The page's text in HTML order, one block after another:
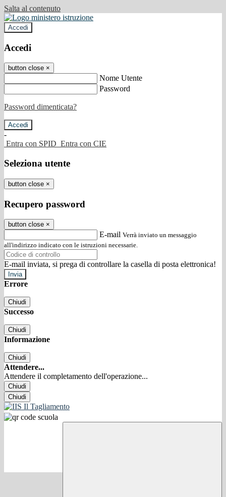
Salta al contenuto
Accedi
Accedi
button close ×
Nome Utente
Password
Password dimenticata?
-
Entra con SPID Entra con CIE
Seleziona utente
button close ×
Recupero password
button close ×
E-mail Verrà inviato un messaggio
all'indirizzo indicato con le istruzioni necessarie.
E-mail inviata, si prega di controllare la casella di posta elettronica!
Errore
Chiudi
Successo
Chiudi
Informazione
Chiudi
Attendere...
Attendere il completamento dell'operazione...
Chiudi
Chiudi